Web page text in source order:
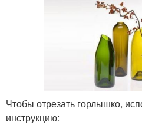
Чтобы отрезать горлышко,
инструкцию: